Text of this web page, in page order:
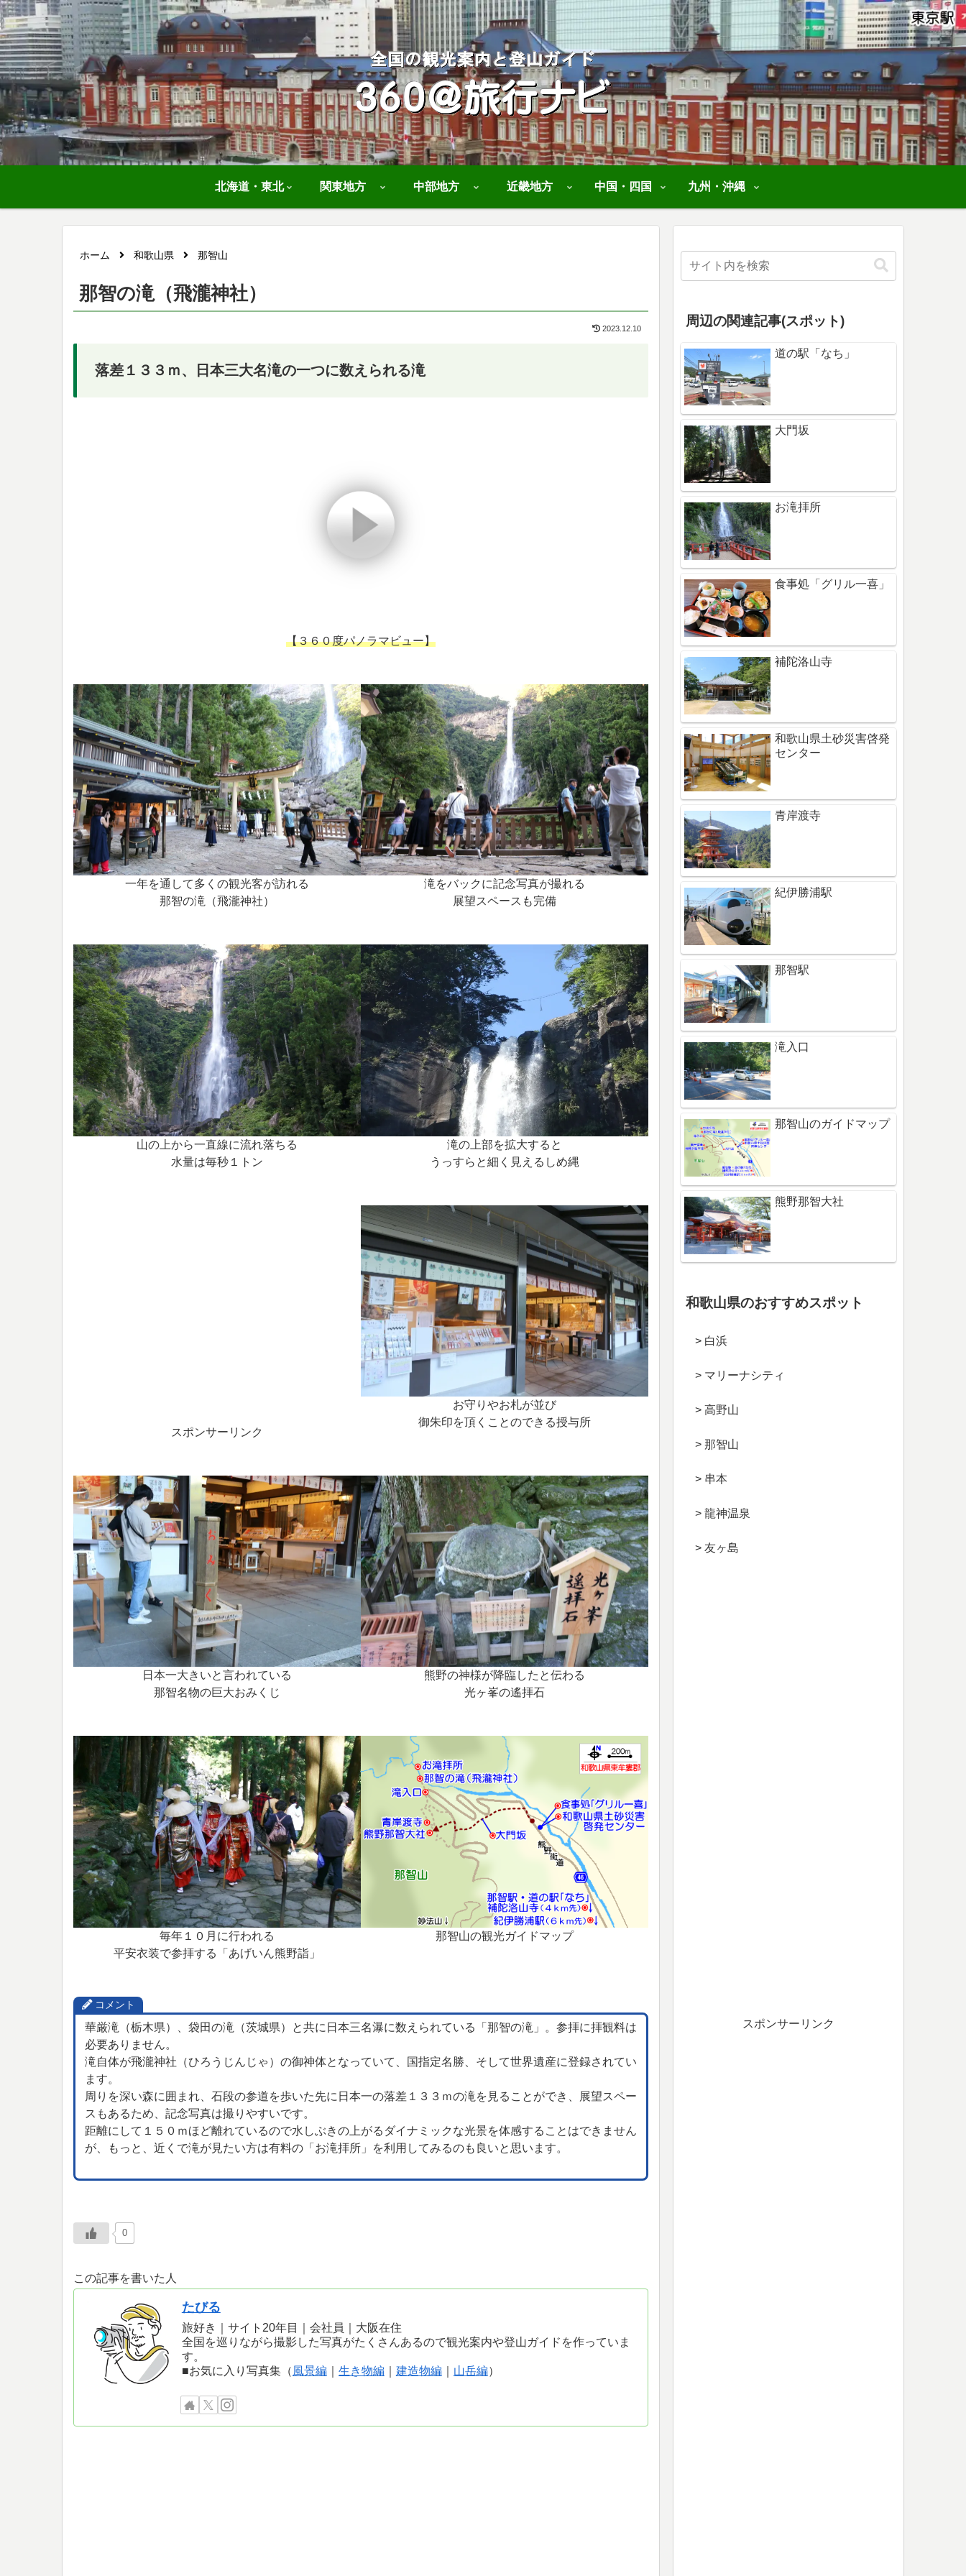
北海道・東北 関東地方 中部地方 近畿地方 中国・四国 九州・沖縄
ホーム 和歌山県 那智山
那智の滝（飛瀧神社）
2023.12.10
落差１３３ｍ、日本三大名滝の一つに数えられる滝
【３６０度パノラマビュー】
一年を通して多くの観光客が訪れる
那智の滝（飛瀧神社）
滝をバックに記念写真が撮れる
展望スペースも完備
山の上から一直線に流れ落ちる
水量は毎秒１トン
滝の上部を拡大すると
うっすらと細く見えるしめ縄
スポンサーリンク
お守りやお札が並び
御朱印を頂くことのできる授与所
日本一大きいと言われている
那智名物の巨大おみくじ
熊野の神様が降臨したと伝わる
光ヶ峯の遙拝石
毎年１０月に行われる
平安衣装で参拝する「あげいん熊野詣」
那智山の観光ガイドマップ
コメント
華厳滝（栃木県）、袋田の滝（茨城県）と共に日本三名瀑に数えられている「那智の滝」。参拝に拝観料は
必要ありません。
滝自体が飛瀧神社（ひろうじんじゃ）の御神体となっていて、国指定名勝、そして世界遺産に登録されてい
ます。
周りを深い森に囲まれ、石段の参道を歩いた先に日本一の落差１３３ｍの滝を見ることができ、展望スペー
スもあるため、記念写真は撮りやすいです。
距離にして１５０ｍほど離れているので水しぶきの上がるダイナミックな光景を体感することはできません
が、もっと、近くで滝が見たい方は有料の「お滝拝所」を利用してみるのも良いと思います。
0
この記事を書いた人
たびる
旅好き｜サイト20年目｜会社員｜大阪在住
全国を巡りながら撮影した写真がたくさんあるので観光案内や登山ガイドを作っていま
す。
■お気に入り写真集（ 風景編｜ 生き物編｜ 建造物編｜ 山岳編）
周辺の関連記事(スポット)
道の駅「なち」
大門坂
お滝拝所
食事処「グリル一喜」
補陀洛山寺
和歌山県土砂災害啓発
センター
青岸渡寺
紀伊勝浦駅
那智駅
滝入口
那智山のガイドマップ
熊野那智大社
和歌山県のおすすめスポット
> 白浜
> マリーナシティ
> 高野山
> 那智山
> 串本
> 龍神温泉
> 友ヶ島
スポンサーリンク